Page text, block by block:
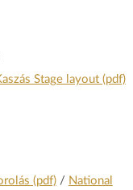
Stage layout (pdf)
(pdf)/ National